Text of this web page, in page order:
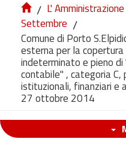
/ L' Amministrazione
Settembre /
Comune di Porto
esterna per la
indeterminato e pieno
contabile" , categoria C,
istituzionali, finanziari e
27 ottobre 2014